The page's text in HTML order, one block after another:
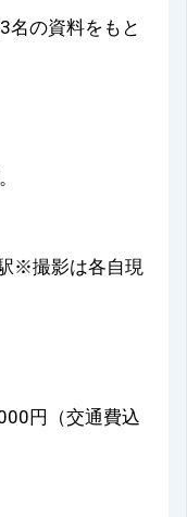
名の資料をもと
※撮影は各自現
円（交通費込